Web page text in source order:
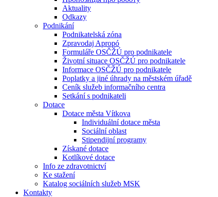
Aktuality
Odkazy
Podnikání
Podnikatelská zóna
Zpravodaj Apropó
Formuláře OSČŽÚ pro podnikatele
Životní situace OSČŽÚ pro podnikatele
Informace OSČŽÚ pro podnikatele
Poplatky a jiné úhrady na městském úřadě
Ceník služeb informačního centra
Setkání s podnikateli
Dotace
Dotace města Vítkova
Individuální dotace města
Sociální oblast
Stipendijní programy
Získané dotace
Kotlíkové dotace
Info ze zdravotnictví
Ke stažení
Katalog sociálních služeb MSK
Kontakty